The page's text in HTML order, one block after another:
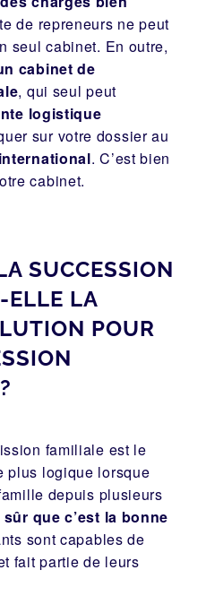
de repreneurs ne peut
seul cabinet. En outre,
cabinet de
, qui seul peut
logistique
sur votre dossier au
. C’est bien
cabinet.
SUCCESSION
ELLE LA
POUR
familiale est le
plus logique lorsque
depuis plusieurs
que c’est la bonne
sont capables de
fait partie de leurs